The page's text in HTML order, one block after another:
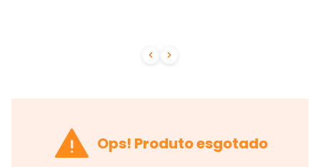
 
 Ops! Produto esgotado